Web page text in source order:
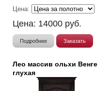
Цена:
Цена: 14000 руб.
Подробнее Заказать
Лео массив ольхи Венге
глухая